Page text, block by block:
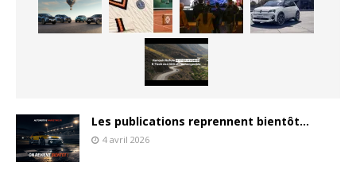
Les publications reprennent bientôt…
4 avril 2026